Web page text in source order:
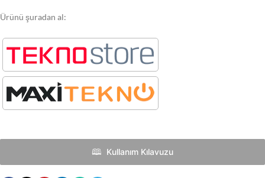
Ürünü şuradan al:
🕮 ‎‎‎ Kullanım Kılavuzu